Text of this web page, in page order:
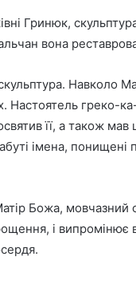
Гринюк,
вона
Навколо
Настоятель греко-
її, а також
імена, понищені
Божа, мовчазний
і випромінює